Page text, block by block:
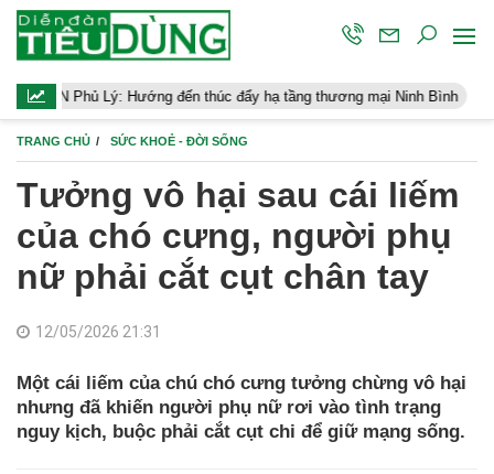
Hướng đến thúc đẩy hạ tầng thương mại Ninh Bình Điều hành
TRANG CHỦ SỨC KHOẺ - ĐỜI SỐNG
Tưởng vô hại sau cái liếm
của chó cưng, người phụ
nữ phải cắt cụt chân tay
12/05/2026 21:31
Một cái liếm của chú chó cưng tưởng chừng vô hại
nhưng đã khiến người phụ nữ rơi vào tình trạng
nguy kịch, buộc phải cắt cụt chi để giữ mạng sống.